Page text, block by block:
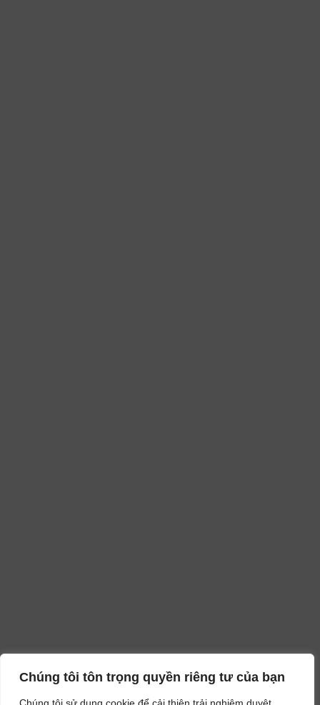
Chúng tôi tôn trọng quyền riêng tư của bạn